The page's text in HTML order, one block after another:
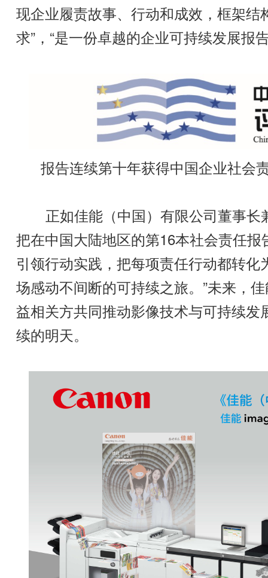
现企业履责故事、行动和成效，框架
求”，“是一份卓越的企业可持续发展报
报告连续第十年获得中国企业社会
正如佳能（中国）有限公司董事长
把在中国大陆地区的第16本社会责任
引领行动实践，把每项责任行动都转
场感动不间断的可持续之旅。”未来，
益相关方共同推动影像技术与可持续
续的明天。